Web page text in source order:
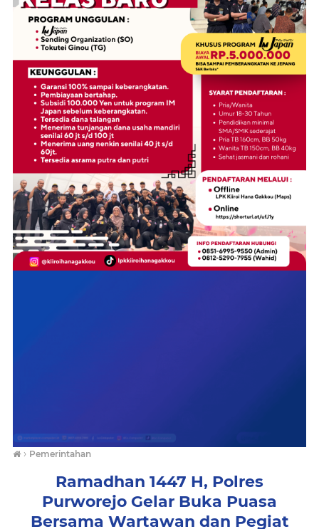
› Pemerintahan
Ramadhan 1447 H, Polres
Purworejo Gelar Buka Puasa
Bersama Wartawan dan Pegiat